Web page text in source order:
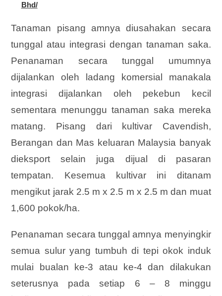
Bhd/
Tanaman pisang amnya diusahakan secara
tunggal atau integrasi dengan tanaman saka.
Penanaman secara tunggal umumnya
dijalankan oleh ladang komersial manakala
integrasi dijalankan oleh pekebun kecil
sementara menunggu tanaman saka mereka
matang. Pisang dari kultivar Cavendish,
Berangan dan Mas keluaran Malaysia banyak
dieksport selain juga dijual di pasaran
tempatan. Kesemua kultivar ini ditanam
mengikut jarak 2.5 m x 2.5 m x 2.5 m dan muat
1,600 pokok/ha.
Penanaman secara tunggal amnya menyingkir
semua sulur yang tumbuh di tepi okok induk
mulai bualan ke-3 atau ke-4 dan dilakukan
seterusnya pada setiap 6 – 8 minggu